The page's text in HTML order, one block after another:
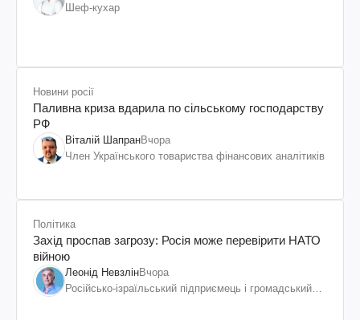
Шеф-кухар
Новини росії
Паливна криза вдарила по сільському господарству
РФ
Віталій ШапранВчора
Член Українського товариства фінансових аналітиків
Політика
Захід проспав загрозу: Росія може перевірити НАТО
війною
Леонід НевзлінВчора
Російсько-ізраїльський підприємець і громадський